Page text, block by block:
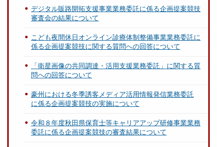
デジタル販路開拓支援事業業務委託に係る企画提案競技
審査会の結果について
こども夜間休日オンライン診療体制整備事業業務委託に
係る企画提案競技に関する質問への回答について
「衛星画像の共同調達・活用支援業務委託」に関する質
問への回答について
豪州における冬季誘客メディア活用情報発信業務委託
に係る企画提案競技の実施について
令和８年度秋田県保育士等キャリアアップ研修事業業務
委託に係る企画提案競技の審査結果について